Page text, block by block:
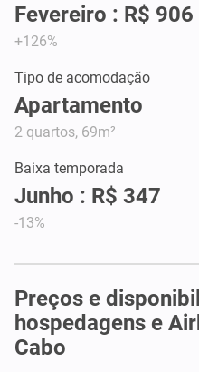
Fevereiro : R$ 906
+126%
Tipo de acomodação
Apartamento
2 quartos, 69m²
Baixa temporada
Junho : R$ 347
-13%
Preços e
hospedagens e
Cabo